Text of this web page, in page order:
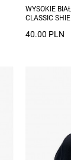
WYSOKIE
CLASSIC
40.00 PLN